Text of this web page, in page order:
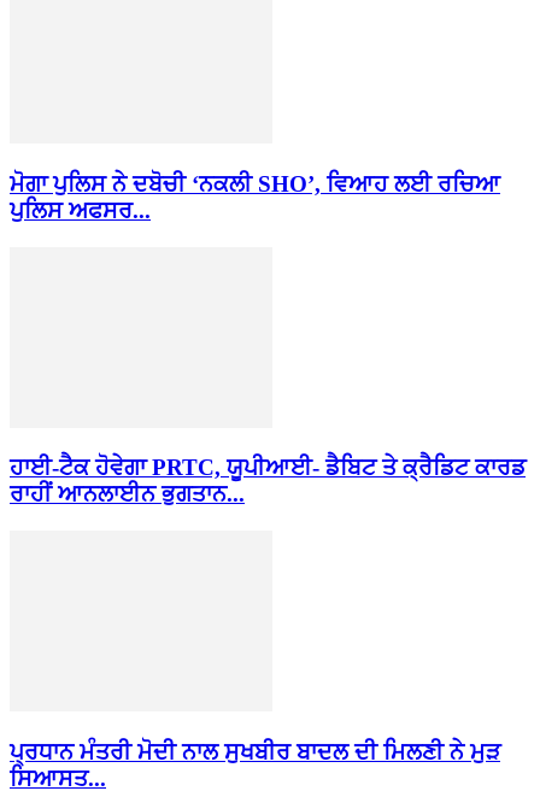
ਮੋਗਾ ਪੁਲਿਸ ਨੇ ਦਬੋਚੀ ‘ਨਕਲੀ SHO’, ਵਿਆਹ ਲਈ ਰਚਿਆ
ਪੁਲਿਸ ਅਫਸਰ...
ਹਾਈ-ਟੈਕ ਹੋਵੇਗਾ PRTC, ਯੂਪੀਆਈ- ਡੈਬਿਟ ਤੇ ਕ੍ਰੈਡਿਟ ਕਾਰਡ
ਰਾਹੀਂ ਆਨਲਾਈਨ ਭੁਗਤਾਨ...
ਪ੍ਰਧਾਨ ਮੰਤਰੀ ਮੋਦੀ ਨਾਲ ਸੁਖਬੀਰ ਬਾਦਲ ਦੀ ਮਿਲਣੀ ਨੇ ਮੁੜ
ਸਿਆਸਤ...